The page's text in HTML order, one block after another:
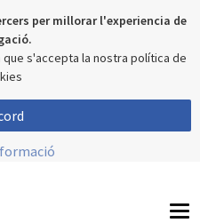
per millorar l'experiencia de
s'accepta la nostra política de